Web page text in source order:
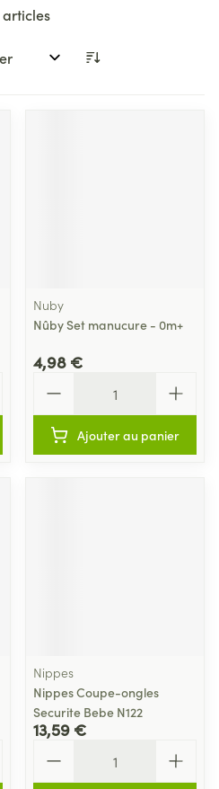
articles
Nuby
Nûby Set manucure - 0m+
4,98 €
Ajouter au panier
Nippes
Nippes Coupe-ongles
Securite Bebe N122
13,59 €